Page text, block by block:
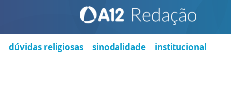
dúvidas religiosas sinodalidade institucional